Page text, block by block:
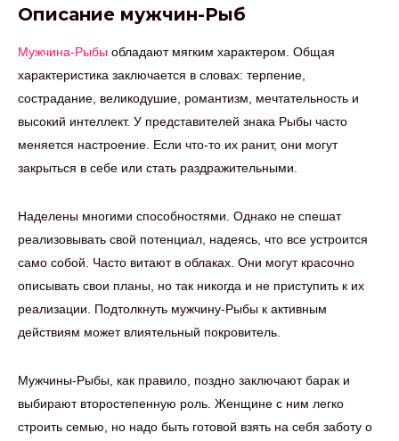
Описание мужчин-Рыб
Мужчина-Рыбы обладают мягким характером. Общая
характеристика заключается в словах: терпение,
сострадание, великодушие, романтизм, мечтательность и
высокий интеллект. У представителей знака Рыбы часто
меняется настроение. Если что-то их ранит, они могут
закрыться в себе или стать раздражительными.
Наделены многими способностями. Однако не спешат
реализовывать свой потенциал, надеясь, что все устроится
само собой. Часто витают в облаках. Они могут красочно
описывать свои планы, но так никогда и не приступить к их
реализации. Подтолкнуть мужчину-Рыбы к активным
действиям может влиятельный покровитель.
Мужчины-Рыбы, как правило, поздно заключают барак и
выбирают второстепенную роль. Женщине с ним легко
строить семью, но надо быть готовой взять на себя заботу о